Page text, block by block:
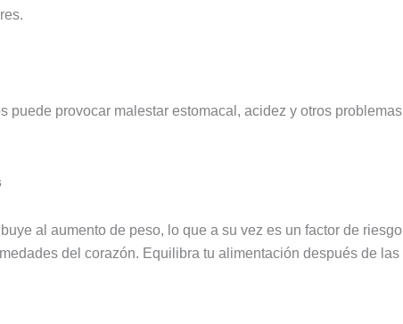
puede provocar malestar estomacal, acidez y otros problemas
al aumento de peso, lo que a su vez es un factor de riesgo
del corazón. Equilibra tu alimentación después de las